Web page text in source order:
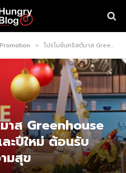
» โปรโมชั่นคริสต์มาส Greenhouse Restaurant และปีใหม่ ต้อนรับเทศกาลแห่งความสุข
าส Greenhouse
ะปีใหม่ ต้อนรับ
มสุข